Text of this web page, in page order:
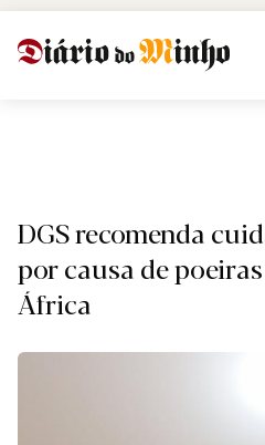
DGS recomenda
por causa de
África